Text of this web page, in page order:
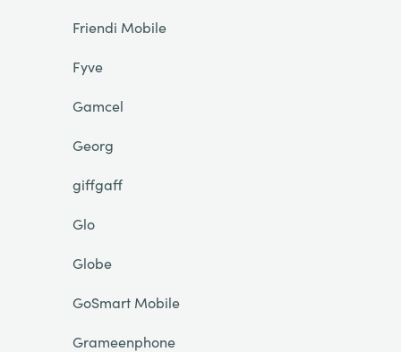
Friendi Mobile
Fyve
Gamcel
Georg
giffgaff
Glo
Globe
GoSmart Mobile
Grameenphone